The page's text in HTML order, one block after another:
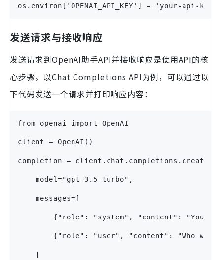
os.environ['OPENAI_API_KEY'] = 'your-api-key-
发送请求与接收响应
发送请求到OpenAI助手API并接收响应是使用API的核
心步骤。以Chat Completions API为例，可以通过以
下代码发送一个请求并打印响应内容：
from openai import OpenAI
client = OpenAI()
completion = client.chat.completions.create(
    model="gpt-3.5-turbo",
    messages=[
{"role": "system", "content": "You
{"role": "user", "content": "Who won
    ]